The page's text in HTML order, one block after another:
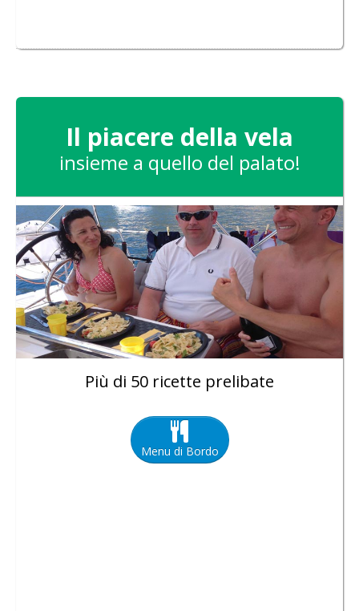
Il piacere della vela
insieme a quello del palato!
Più di 50 ricette prelibate
Menu di Bordo